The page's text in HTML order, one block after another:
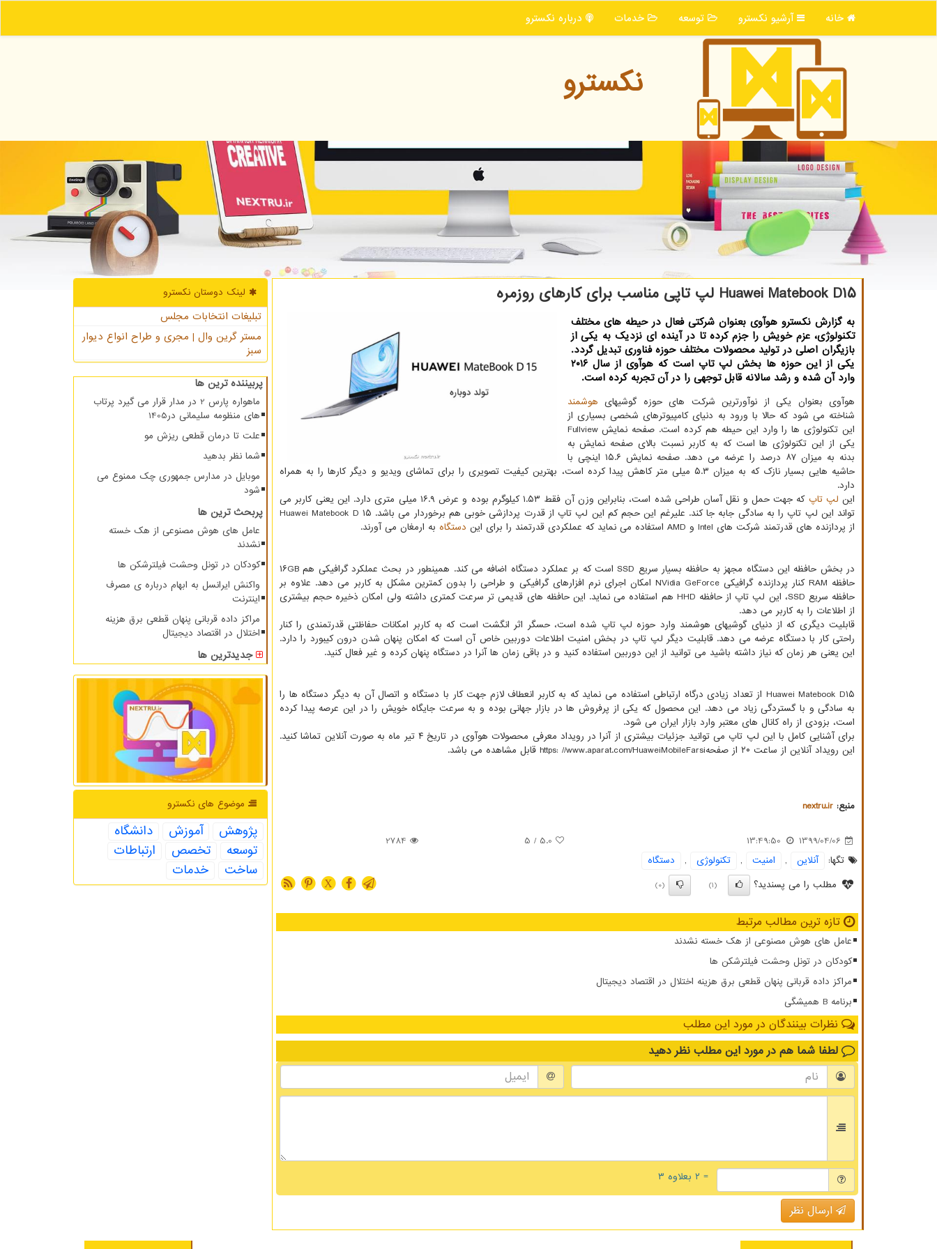
خانه آرشیو نكسترو توسعه خدمات درباره نكسترو
نكسترو
Huawei Matebook D۱۵ لپ تاپی مناسب برای كارهای روزمره
به گزارش نكسترو هوآوی بعنوان شركتی فعال در حیطه های مختلف
تكنولوژی، عزم خویش را جزم كرده تا در آینده ای نزدیك به یكی از
بازیگران اصلی در تولید محصولات مختلف حوزه فناوری تبدیل گردد.
یكی از این حوزه ها بخش لپ تاپ است كه هوآوی از سال ۲۰۱۶
وارد آن شده و رشد سالانه قابل توجهی را در آن تجربه كرده است.
هوآوی بعنوان یکی از نوآورترین شرکت های حوزه گوشیهای هوشمند
شناخته می شود که حالا با ورود به دنیای کامپیوترهای شخصی بسیاری از
این تکنولوژی ها را وارد این حیطه هم کرده است. صفحه نمایش Fullview
یکی از این تکنولوژی ها است که به کاربر نسبت بالای صفحه نمایش به
بدنه به میزان ۸۷ درصد را عرضه می دهد. صفحه نمایش ۱۵.۶ اینچی با
حاشیه هایی بسیار نازک که به میزان ۵.۳ میلی متر کاهش پیدا کرده است، بهترین کیفیت تصویری را برای تماشای ویدیو و دیگر کارها را به همراه
دارد.
این لپ تاپ
که جهت حمل و نقل آسان طراحی شده است، بنابراین وزن آن فقط ۱.۵۳ کیلوگرم بوده و عرض ۱۶.۹ میلی متری دارد. این یعنی کاربر می
تواند این لپ تاپ را به سادگی جابه جا کند. علیرغم این حجم کم این لپ تاپ از قدرت پردازشی خوبی هم برخوردار می باشد. Huawei Matebook D ۱۵
از پردازنده های قدرتمند شرکت های Intel و AMD استفاده می نماید که عملکردی قدرتمند را برای این
دستگاه به ارمغان می آورند.
در بخش حافظه این دستگاه مجهز به حافظه بسیار سریع SSD است که بر عملکرد دستگاه اضافه می کند. همینطور در بحث عملکرد گرافیکی هم ۱۶GB
حافظه RAM کنار پردازنده گرافیکی NVidia GeForce امکان اجرای نرم افزارهای گرافیکی و طراحی را بدون کمترین مشکل به کاربر می دهد. علاوه بر
حافظه سریع SSD، این لپ تاپ از حافظه HHD هم استفاده می نماید. این حافظه های قدیمی تر سرعت کمتری داشته ولی امکان ذخیره حجم بیشتری
از اطلاعات را به کاربر می دهد.
قابلیت دیگری که از دنیای گوشیهای هوشمند وارد حوزه لپ تاپ شده است، حسگر اثر انگشت است که به کاربر امکانات حفاظتی قدرتمندی را کنار
راحتی کار با دستگاه عرضه می دهد. قابلیت دیگر لپ تاپ در بخش امنیت اطلاعات دوربین خاص آن است که امکان پنهان شدن درون کیبورد را دارد.
این یعنی هر زمان که نیاز داشته باشید می توانید از این دوربین استفاده کنید و در باقی زمان ها آنرا در دستگاه پنهان کرده و غیر فعال کنید.
Huawei Matebook D۱۵ از تعداد زیادی درگاه ارتباطی استفاده می نماید که به کاربر انعطاف لازم جهت کار با دستگاه و اتصال آن به دیگر دستگاه ها را
به سادگی و با گستردگی زیاد می دهد. این محصول که یکی از پرفروش ها در بازار جهانی بوده و به سرعت جایگاه خویش را در این عرصه پیدا کرده
است، بزودی از راه کانال های معتبر وارد بازار ایران می شود.
برای آشنایی کامل با این لپ تاپ می توانید جزئیات بیشتری از آنرا در رویداد معرفی محصولات هوآوی در تاریخ ۴ تیر ماه به صورت آنلاین تماشا کنید.
این رویداد آنلاین از ساعت ۲۰ از صفحهhttps: //www.aparat.com/HuaweiMobileFarsi قابل مشاهده می باشد.
منبع: nextru.ir
1399/04/06
13:49:50
5.0
/ 5
2784
تگها:
آنلاین , امنیت , تكنولوژی ,
دستگاه
مطلب را می پسندید؟
(1)
(0)
X
تازه ترین مطالب مرتبط
عامل های هوش مصنوعی از هک خسته نشدند
کودکان در تونل وحشت فیلترشکن ها
مراکز داده قربانی پنهان قطعی برق هزینه اختلال در اقتصاد دیجیتال
برنامه B همیشگی
نظرات بینندگان در مورد این مطلب
لطفا شما هم در مورد این مطلب نظر دهید
= ۲ بعلاوه ۳
ارسال نظر
لینک دوستان نكسترو
تبلیغات انتخابات مجلس
مستر گرین وال | مجری و طراح انواع دیوار
سبز
پربیننده ترین ها
ماهواره پارس 2 در مدار قرار می گیرد پرتاب
های منظومه سلیمانی در1405
علت تا درمان قطعی ریزش مو
شما نظر بدهید
موبایل در مدارس جمهوری چک ممنوع می
شود
پربحث ترین ها
عامل های هوش مصنوعی از هک خسته
نشدند
کودکان در تونل وحشت فیلترشکن ها
واکنش ایرانسل به ابهام درباره ی مصرف
اینترنت
مراکز داده قربانی پنهان قطعی برق هزینه
اختلال در اقتصاد دیجیتال
جدیدترین ها
موضوع های نكسترو
پژوهش آموزش
دانشگاه
توسعه
تخصص
ارتباطات
ساخت
خدمات